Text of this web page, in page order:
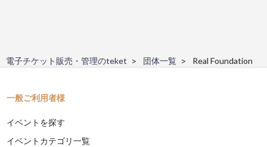
電子チケット販売・管理のteket 団体一覧 Real Foundation
一般ご利用者様
イベントを探す
イベントカテゴリ一覧